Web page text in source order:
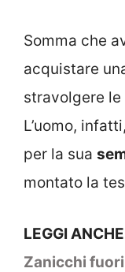
Somma che
acquistare
stravolgere
L’uomo,
per la sua
montato la
LEGGI
Zanicchi